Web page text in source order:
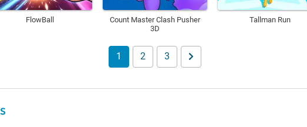
FlowBall
Count Master Clash Pusher
3D
Tallman Run
1 2 3